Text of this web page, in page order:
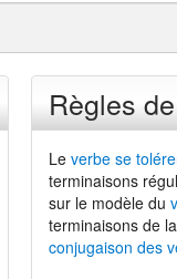
Règles
Le verbe se
terminaisons
sur le modèle du
terminaisons de
conjugaison des